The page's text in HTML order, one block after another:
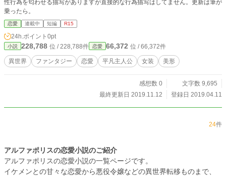
性行為を匂わせる描写がありますが直接的な行為描写はしてません。更新は筆が
乗ったら。
恋愛 連載中 短編 R15
24h.ポイント 0pt
小説 228,788 位 / 228,788件 恋愛 66,372 位 / 66,372件
異世界 ファンタジー 恋愛 平凡主人公 女装 美形
感想数 0
文字数 9,695
最終更新日 2019.11.12
登録日 2019.04.11
24件
アルファポリスの恋愛小説のご紹介
アルファポリスの恋愛小説の一覧ページです。
イケメンとの甘々な恋愛から悪役令嬢などの異世界転移ものまで、